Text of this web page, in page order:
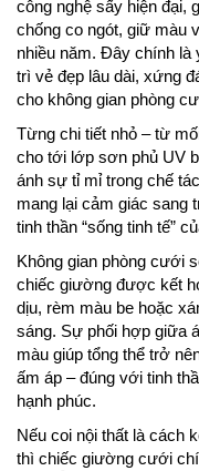
công nghệ sấy hiện đại,
chống co ngót, giữ màu
nhiều năm. Đây chính là
trì vẻ đẹp lâu dài, xứng
cho không gian phòng
Từng chi tiết nhỏ – từ
cho tới lớp sơn phủ UV
ánh sự tỉ mỉ trong chế
mang lại cảm giác sang
tinh thần “sống tinh tế”
Không gian phòng cưới
chiếc giường được kết
dịu, rèm màu be hoặc
sáng. Sự phối hợp giữa
màu giúp tổng thể trở
ấm áp – đúng với tinh
hạnh phúc.
Nếu coi nội thất là cách
thì chiếc giường cưới